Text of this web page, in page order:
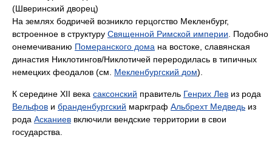
(Шверинский дворец)
На землях бодричей возникло герцогство Мекленбург,
встроенное в структуру Священной Римской империи . Подобно
онемечиванию Померанского дома на востоке, славянская
династия Никлотингов/Никлотичей переродилась в типичных
немецких феодалов (см. Мекленбургский дом).
К середине XII века саксонский правитель Генрих Лев из рода
Вельфов и бранденбургский маркграф Альбрехт Медведь из
рода Асканиев включили вендские территории в свои
государства.